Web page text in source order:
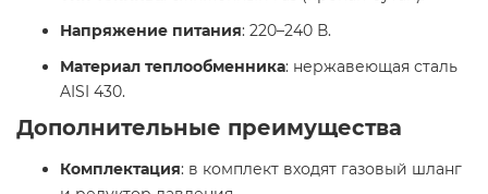
Напряжение питания: 220–240 В.
Материал теплообменника: нержавеющая сталь
AISI 430.​
Дополнительные преимущества
Комплектация: в комплект входят газовый шланг